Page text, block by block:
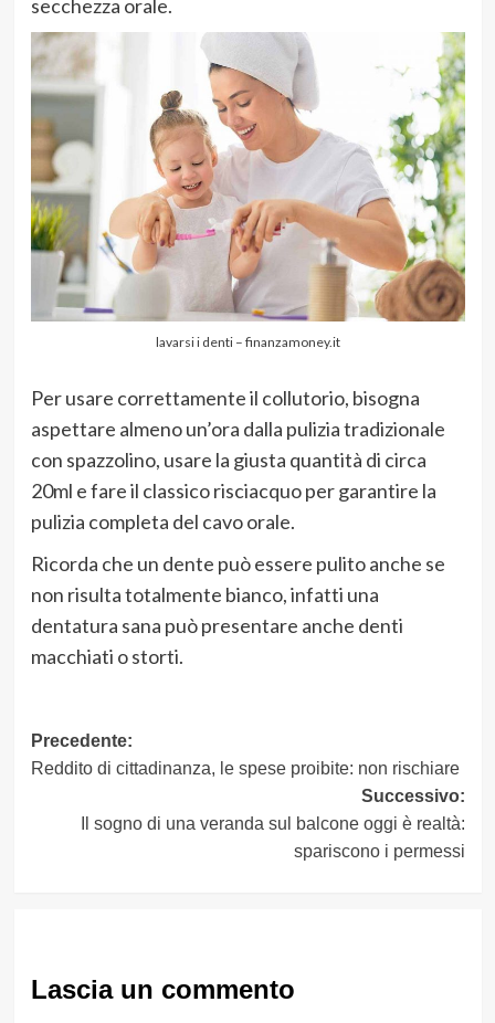
secchezza orale.
lavarsi i denti – finanzamoney.it
Per usare correttamente il collutorio, bisogna
aspettare almeno un’ora dalla pulizia tradizionale
con spazzolino, usare la giusta quantità di circa
20ml e fare il classico risciacquo per garantire la
pulizia completa del cavo orale.
Ricorda che un dente può essere pulito anche se
non risulta totalmente bianco, infatti una
dentatura sana può presentare anche denti
macchiati o storti.
Navigazione
articolo
Precedente:
Reddito di cittadinanza, le spese proibite: non rischiare
Successivo:
Il sogno di una veranda sul balcone oggi è realtà:
spariscono i permessi
Lascia un commento